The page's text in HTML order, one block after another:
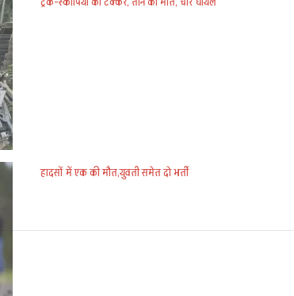
हादसों में एक की मौत,युवती समेत दो भर्ती